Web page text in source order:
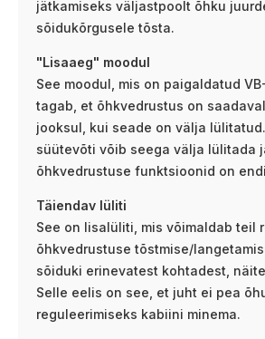
jätkamiseks väljastpoolt õhku
sõidukõrgusele tõsta.
"Lisaaeg" moodul
See moodul, mis on paigaldatud VB-
tagab, et õhkvedrustus on
jooksul, kui seade on välja
süütevõti võib seega välja lülitada
õhkvedrustuse funktsioonid on
Täiendav lüliti
See on lisalüliti, mis võimaldab teil
õhkvedrustuse tõstmise/
sõiduki erinevatest kohtadest,
Selle eelis on see, et juht ei pea
reguleerimiseks kabiini minema.